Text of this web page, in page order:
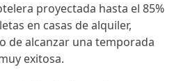
proyectada hasta el 85%
en casas de alquiler,
de alcanzar una temporada
exitosa.